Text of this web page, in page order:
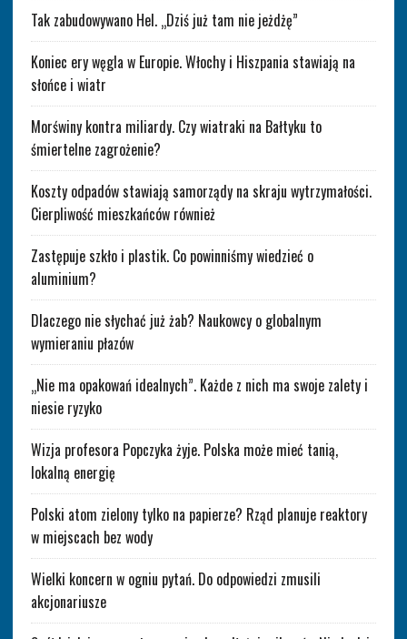
Tak zabudowywano Hel. „Dziś już tam nie jeżdżę”
Koniec ery węgla w Europie. Włochy i Hiszpania stawiają na
słońce i wiatr
Morświny kontra miliardy. Czy wiatraki na Bałtyku to
śmiertelne zagrożenie?
Koszty odpadów stawiają samorządy na skraju wytrzymałości.
Cierpliwość mieszkańców również
Zastępuje szkło i plastik. Co powinniśmy wiedzieć o
aluminium?
Dlaczego nie słychać już żab? Naukowcy o globalnym
wymieraniu płazów
„Nie ma opakowań idealnych”. Każde z nich ma swoje zalety i
niesie ryzyko
Wizja profesora Popczyka żyje. Polska może mieć tanią,
lokalną energię
Polski atom zielony tylko na papierze? Rząd planuje reaktory
w miejscach bez wody
Wielki koncern w ogniu pytań. Do odpowiedzi zmusili
akcjonariusze